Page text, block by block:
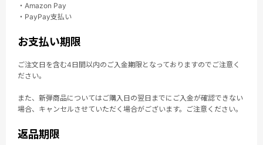
・Amazon Pay
・PayPay支払い
お支払い期限
ご注文日を含む4日間以内のご入金期限となっておりますのでご注意く
ださい。
また、新弾商品についてはご購入日の翌日までにご入金が確認できない
場合、キャンセルさせていただく場合がございます。ご注意ください。
返品期限